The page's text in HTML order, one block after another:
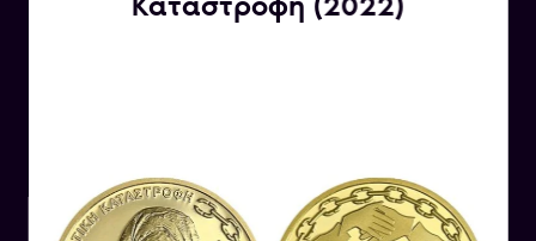
που αναπτύχθηκε στην Κρήτη κατά τη διάρκεια
Οι Μινωίτες χρησιμοποίησαν τον πλούτο τους
για να αναπτύξουν μια πολύπλοκη και
πολύχρωμη τέχνη. Επίσης, δημιούργησαν